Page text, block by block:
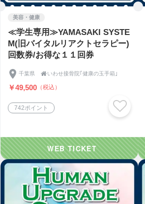
美容・健康
≪学生専用≫YAMASAKI SYSTE
M(旧バイタルリアクトセラピー)
回数券/お得な１１回券
千葉県 いわせ接骨院｢健康の玉手箱｣
￥49,500 （税込）
742ポイント